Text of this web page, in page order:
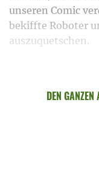
unseren Comic
bekiffte Roboter
auszuquetschen.
DEN